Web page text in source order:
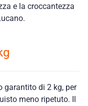
e la croccantezza
garantito di 2 kg, per
meno ripetuto. Il